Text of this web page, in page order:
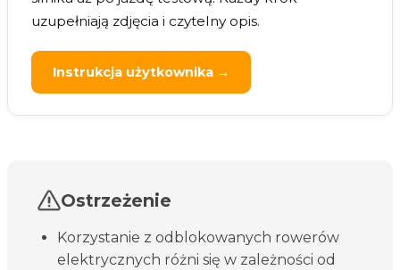
uzupełniają zdjęcia i czytelny opis.
Instrukcja użytkownika →
Ostrzeżenie
Korzystanie z odblokowanych rowerów
elektrycznych różni się w zależności od